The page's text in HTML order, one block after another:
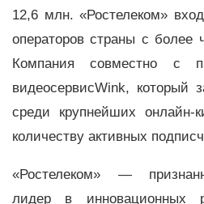
12,6 млн. «Ростелеком»
операторов страны с более
Компания совместно с
видеосервисWink, который
среди крупнейших онлайн-
количеству активных
«Ростелеком» —
лидер в инновационных